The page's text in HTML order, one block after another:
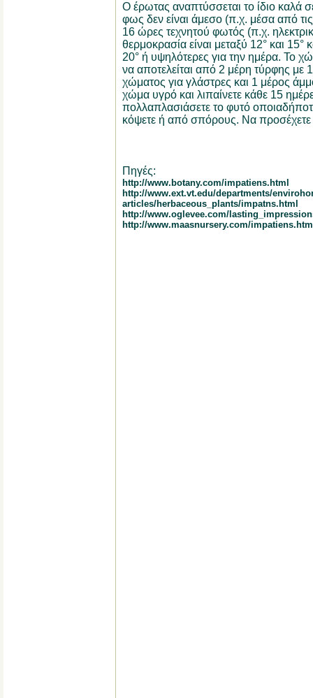
Ο έρωτας αναπτύσσεται το ίδιο καλά
φως δεν είναι άμεσο (π.χ. μέσα από
16 ώρες τεχνητού φωτός (π.χ.
θερμοκρασία είναι μεταξύ 12° και 15°
20° ή υψηλότερες για την ημέρα. Το
να αποτελείται από 2 μέρη τύρφης με
χώματος για γλάστρες και 1 μέρος
χώμα υγρό και λιπαίνετε κάθε 15
πολλαπλασιάσετε το φυτό
κόψετε ή από σπόρους. Να προσέχετε
Πηγές:
http://www.botany.com/impatiens.html
http://www.ext.vt.edu/departments/
articles/herbaceous_plants/impatns.html
http://www.oglevee.com/
http://www.maasnursery.com/impatiens.htm